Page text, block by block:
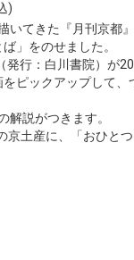
)
いてきた『月刊京都
」をのせました。
行：白川書院）が
ピックアップして、
解説がつきます。
京土産に、「おひと